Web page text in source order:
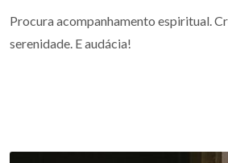
Procura acompanhamento espiritual.
serenidade. E audácia!